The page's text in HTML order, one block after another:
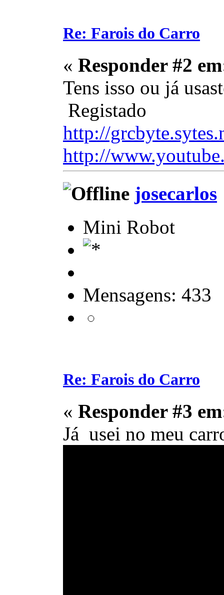
Re: Farois do Carro
« Responder #2
Tens isso ou já
Registado
http://
http://
josecarlos
Mini Robot
Mensagens: 433
Re: Farois do Carro
« Responder #3
Já usei no meu